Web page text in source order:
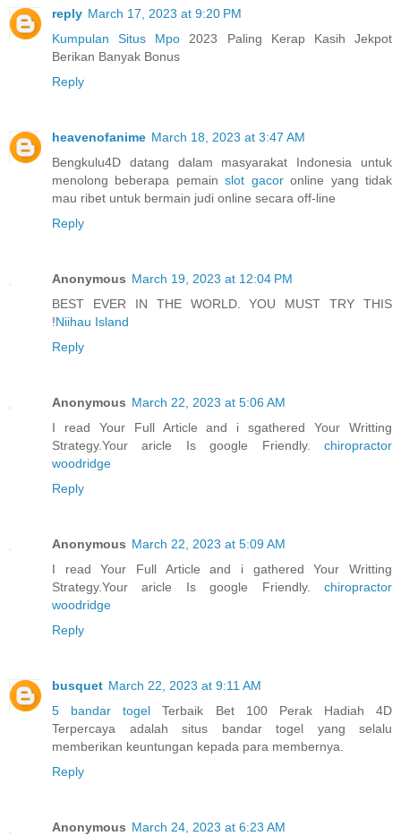
reply March 17, 2023 at 9:20 PM
Kumpulan Situs Mpo2023 Paling Kerap Kasih Jekpot
Berikan Banyak Bonus
Reply
heavenofanime March 18, 2023 at 3:47 AM
Bengkulu4D datang dalam masyarakat Indonesia untuk
menolong beberapa pemainslot gacoronline yang tidak
mau ribet untuk bermain judi online secara off-line
Reply
Anonymous March 19, 2023 at 12:04 PM
BEST EVER IN THE WORLD. YOU MUST TRY THIS
!Niihau Island
Reply
Anonymous March 22, 2023 at 5:06 AM
I read Your Full Article and i sgathered Your Writting
Strategy.Your aricle Is google Friendly. chiropractor
woodridge
Reply
Anonymous March 22, 2023 at 5:09 AM
I read Your Full Article and i gathered Your Writting
Strategy.Your aricle Is google Friendly. chiropractor
woodridge
Reply
busquet March 22, 2023 at 9:11 AM
5 bandar togelTerbaik Bet 100 Perak Hadiah 4D
Terpercaya adalah situs bandar togel yang selalu
memberikan keuntungan kepada para membernya.
Reply
Anonymous March 24, 2023 at 6:23 AM